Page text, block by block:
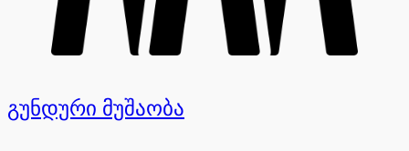
გუნდური მუშაობა